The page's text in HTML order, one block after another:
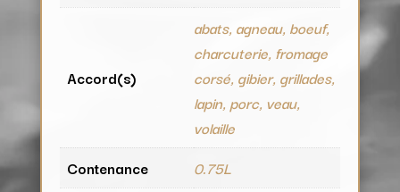
Accord(s)
abats, agneau, boeuf,
charcuterie, fromage
corsé, gibier, grillades,
lapin, porc, veau,
volaille
Contenance
0.75L